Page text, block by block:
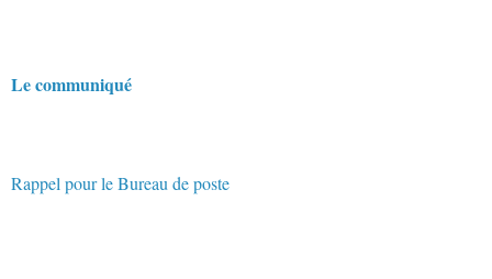
Le communiqué
Rappel pour le Bureau de poste